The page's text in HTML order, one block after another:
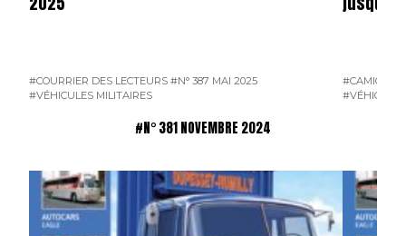
#COURRIER DES LECTEURS #N° 387 MAI 2025
#VÉHICULES MILITAIRES
#CAMION
#N° 381 NOVEMBRE 2024